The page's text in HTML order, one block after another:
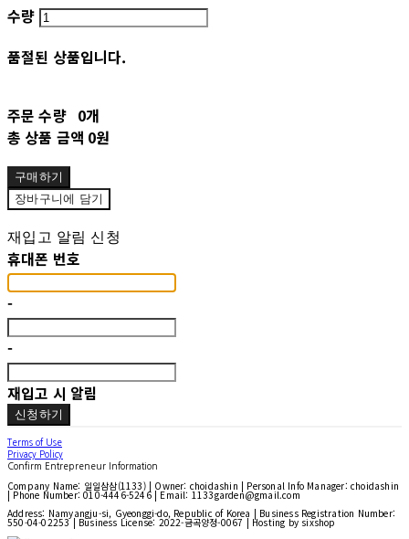
수량
품절된 상품입니다.
주문 수량 0개
총 상품 금액 0원
구매하기
장바구니에 담기
재입고 알림 신청
휴대폰 번호
-
-
재입고 시 알림
신청하기
Terms of Use
Privacy Policy
Confirm Entrepreneur Information
Company Name: 일일삼삼(1133) | Owner: choidashin | Personal Info Manager: choidashin
| Phone Number: 010-4446-5246 | Email: 1133garden@gmail.com
Address: Namyangju-si, Gyeonggi-do, Republic of Korea | Business Registration Number:
550-04-02253| Business License:2022-금곡양정-0067| Hosting by sixshop